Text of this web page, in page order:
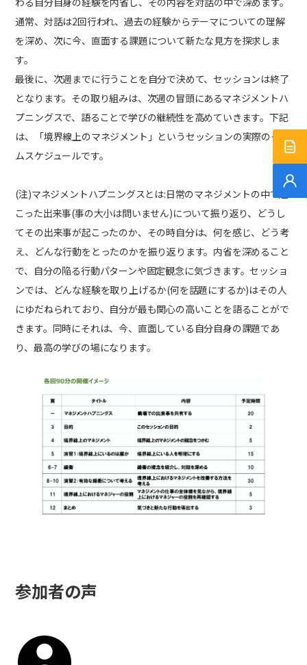
サ
無
通常、対話は2回行われ、過去の経験からテーマについての理解
を深め、次に今、直面する課題について新たな見方を探求しま
す。
最後に、次週までに行うことを自分で決めて、セッションは終了
となります。その取り組みは、次週の冒頭にあるマネジメントハ
プニングスで、語ることで学びの継続性を高めていきます。下記
は、「境界線上のマネジメント」というセッションの実際のタイ
ムスケジュールです。
(注)マネジメントハプニングスとは:日常のマネジメントの中で起
こった出来事(事の大小は問いません)について振り返り、どうし
てその出来事が起こったのか、その時自分は、何を感じ、どう考
え、どんな行動をとったのかを振り返ります。内省を深めること
で、自分の陥る行動パターンや固定観念に気づきます。セッショ
ンでは、どんな経験を取り上げるか(何を話題にするか)はその人
にゆだねられており、自分が最も関心の高いことを語ることがで
きます。同時にそれは、今、直面している自分自身の課題であ
り、最高の学びの場になります。
参加者の声